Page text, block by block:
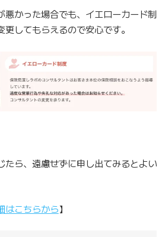
悪かった場合でも、イエローカード制
してもらえるので安心です。
たら、遠慮せずに申し出てみるとよい
はこちらから】